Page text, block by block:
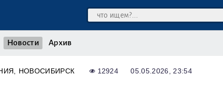
Новости Архив
НОВОСИБИРСК 12924 05.05.2026, 23:54